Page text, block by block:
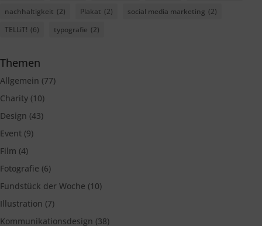
nachhaltigkeit (2) Plakat (2) social media marketing (2)
TELLiT! (6) typografie (2)
Themen
Allgemein (77)
Charity (10)
Design (43)
Event (9)
Film (4)
Fotografie (6)
Fundstück der Woche (10)
Illustration (7)
Kommunikationsdesign (38)